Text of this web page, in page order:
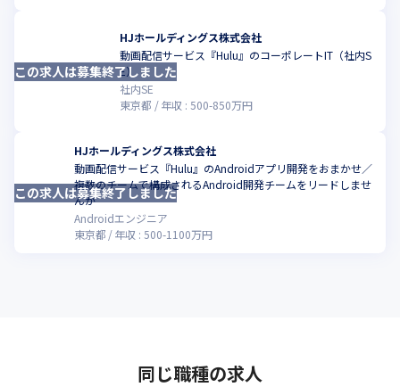
HJホールディングス株式会社
動画配信サービス『Hulu』のコーポレートIT（社内S
E）
社内SE
東京都
年収 :500-850万円
この求人は募集終了しました
HJホールディングス株式会社
動画配信サービス『Hulu』のAndroidアプリ開発をおまかせ／
複数のチームで構成されるAndroid開発チームをリードしませ
んか
Androidエンジニア
東京都
年収 :500-1100万円
この求人は募集終了しました
同じ職種の求人